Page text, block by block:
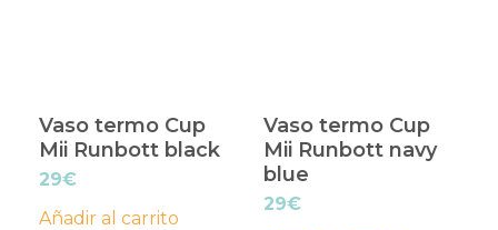
Vaso termo Cup
Mii Runbott black
29€
Añadir al carrito
Vaso termo Cup
Mii Runbott navy
blue
29€